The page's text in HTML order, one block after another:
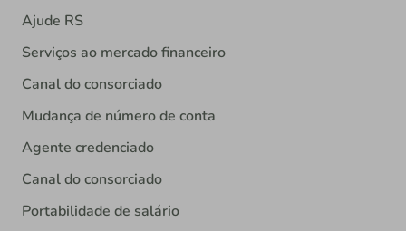
Ajude RS
Serviços ao mercado financeiro
Canal do consorciado
Mudança de número de conta
Agente credenciado
Canal do consorciado
Portabilidade de salário